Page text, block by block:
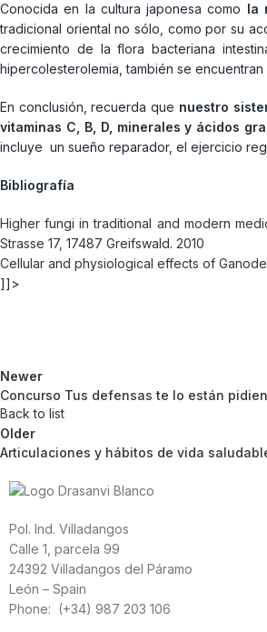
Conocida en la cultura japonesa como la
tradicional oriental no sólo, como por su
crecimiento de la flora bacteriana
hipercolesterolemia, también se
En conclusión, recuerda que nuestro
vitaminas C, B, D, minerales y ácidos
incluye un sueño reparador, el ejercicio
Bibliografía
Higher fungi in traditional and modern
Strasse 17, 17487 Greifswald. 2010
Cellular and physiological effects of
]]>
Newer
Concurso Tus defensas te lo están
Back to list
Older
Articulaciones y hábitos de vida
Pol. Ind. Villadangos
Calle 1, parcela 99
24392 Villadangos del Páramo
León – Spain
Phone: (+34) 987 203 106